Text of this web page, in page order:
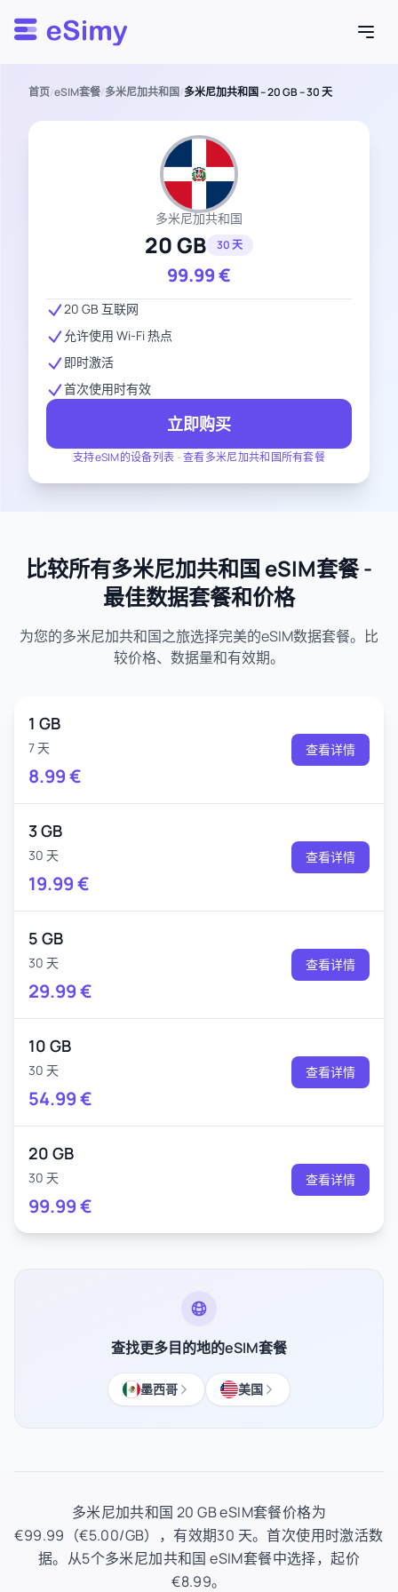
Esimy
首页/eSIM套餐/多米尼加共和国/多米尼加共和国 – 20 GB – 30 天
多米尼加共和国
20 GB 30 天
99.99€
支持eSIM的设备列表 -查看多米尼加共和国所有套餐
20 GB 互联网
允许使用 Wi-Fi 热点
即时激活
首次使用时有效
立即购买
比较所有多米尼加共和国 eSIM套餐 -
最佳数据套餐和价格
为您的多米尼加共和国之旅选择完美的eSIM数据套餐。比
较价格、数据量和有效期。
1 GB
7 天
8.99€
查看详情
3 GB
30 天
19.99€
查看详情
5 GB
30 天
29.99€
查看详情
10 GB
30 天
54.99€
查看详情
20 GB
30 天
99.99€
查看详情
查找更多目的地的eSIM套餐
墨西哥 美国
多米尼加共和国 20 GB eSIM套餐价格为
€99.99（€5.00/GB），有效期30 天。首次使用时激活数
据。从5个多米尼加共和国 eSIM套餐中选择，起价
€8.99。